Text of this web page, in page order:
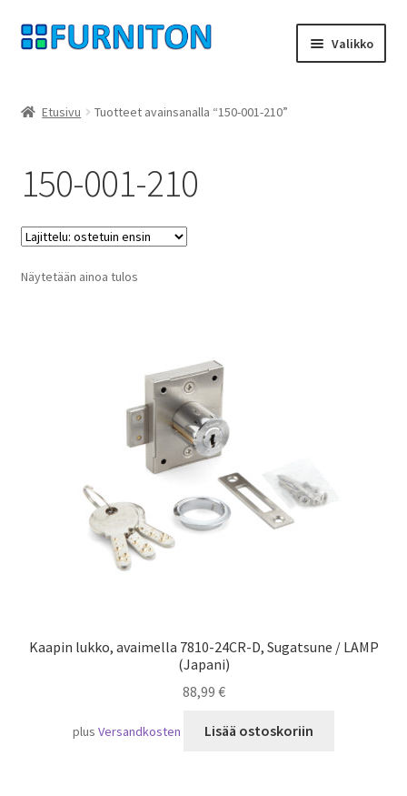
Siirry
navigointiin
Siirry
sisältöön
Valikko
yksityisyyttä
peruuttamisoikeus
Ottaa yhteyttä
Etusivu Tuotteet avainsanalla “150-001-210”
150-001-210
Näytetään ainoa tulos
Kaapin lukko, avaimella 7810-24CR-D, Sugatsune / LAMP
(Japani)
88,99 €
plusVersandkosten Lisää ostoskoriin